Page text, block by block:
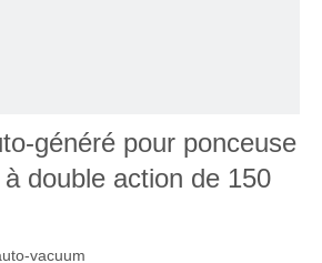
généré pour ponceuse
double action de 150
vacuum